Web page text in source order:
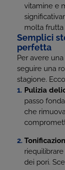
vitamine e
molta frutta
Semplici
perfetta
Per avere
seguire una
stagione.
Pulizia
passo
che
dei pori.